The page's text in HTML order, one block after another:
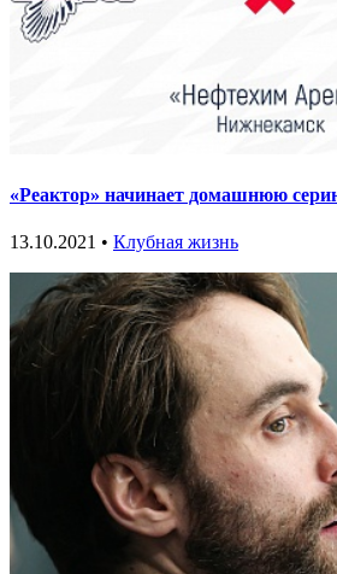
«Реактор» начинает домашнюю
13.10.2021 • Клубная жизнь